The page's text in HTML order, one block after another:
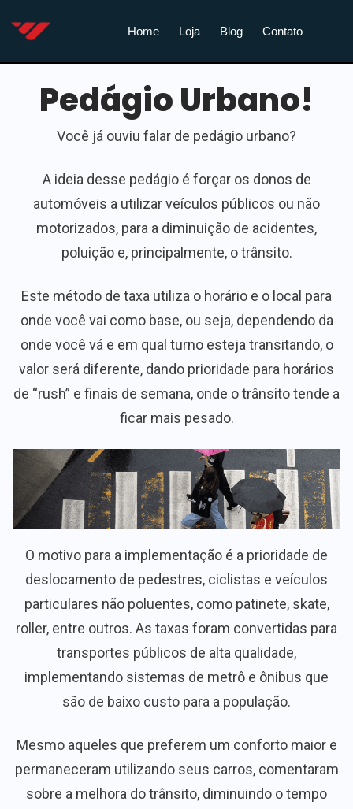
Home Loja Blog Contato
Pedágio Urbano!
Você já ouviu falar de pedágio urbano?
A ideia desse pedágio é forçar os donos de
automóveis a utilizar veículos públicos ou não
motorizados, para a diminuição de acidentes,
poluição e, principalmente, o trânsito.
Este método de taxa utiliza o horário e o local para
onde você vai como base, ou seja, dependendo da
onde você vá e em qual turno esteja transitando, o
valor será diferente, dando prioridade para horários
de “rush” e finais de semana, onde o trânsito tende a
ficar mais pesado.
O motivo para a implementação é a prioridade de
deslocamento de pedestres, ciclistas e veículos
particulares não poluentes, como patinete, skate,
roller, entre outros. As taxas foram convertidas para
transportes públicos de alta qualidade,
implementando sistemas de metrô e ônibus que
são de baixo custo para a população.
Mesmo aqueles que preferem um conforto maior e
permaneceram utilizando seus carros, comentaram
sobre a melhora do trânsito, diminuindo o tempo